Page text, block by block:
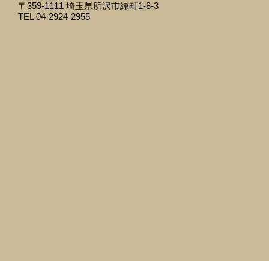
〒359-1111 埼玉県所沢市緑町1-8-3
TEL 04-2924-2955